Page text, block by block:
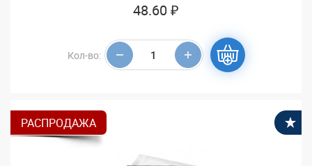
48.60 ₽
Кол-во:
РАСПРОДАЖА